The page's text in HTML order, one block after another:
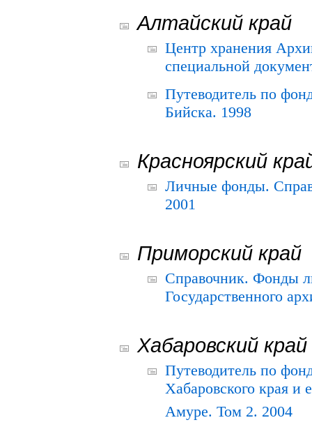
Алтайский край
Центр хранения
специальной
Путеводитель по
Бийска. 1998
Красноярский
Личные фонды.
2001
Приморский край
Справочник. Фонды
Государственного
Хабаровский край
Путеводитель по
Хабаровского края и
Амуре. Том 2. 2004